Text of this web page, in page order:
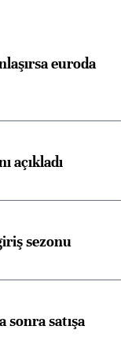
euroda
açıkladı
sezonu
sonra satışa